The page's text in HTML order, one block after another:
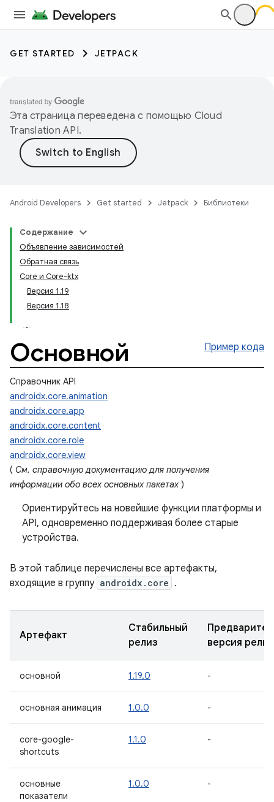
GET STARTED JETPACK
Эта страница переведена с помощью Cloud
Translation API.
Android Developers Get started Jetpack Библиотеки
Содержание
Объявление зависимостей
Обратная связь
Core и Core-ktx
Версия 1.19
Версия 1.18
Основной Пример кода
Справочник API
androidx.core.animation
androidx.core.app
androidx.core.content
androidx.core.role
androidx.core.view
( См. справочную документацию для получения
информации обо всех основных пакетах)
Ориентируйтесь на новейшие функции платформы и
API, одновременно поддерживая более старые
устройства.
В этой таблице перечислены все артефакты,
входящие в группу androidx.core .
Артефакт
Стабильный
релиз
версия
основной 1.19.0 -
основная анимация 1.0.0 -
core-google-
shortcuts
1.1.0 -
основные
показатели
1.0.0 -